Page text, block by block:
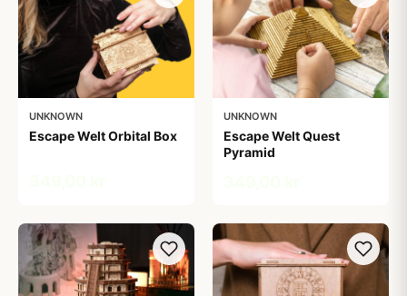
UNKNOWN
Escape Welt Orbital Box
UNKNOWN
Escape Welt Quest
Pyramid